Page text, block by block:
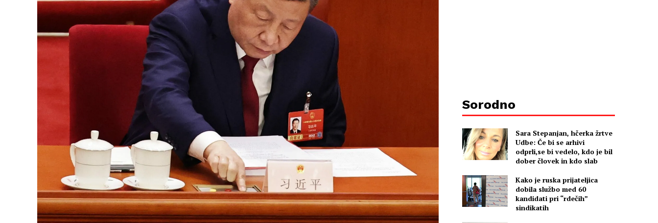
Sorodno
Sara Stepanjan, hčerka žrtve
Udbe: Če bi se arhivi
odprli,se bi vedelo, kdo je bil
dober človek in kdo slab
Kako je ruska prijateljica
dobila službo med 60
kandidati pri “rdečih”
sindikatih